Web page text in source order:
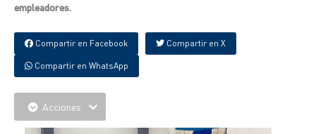
empleadores.
Compartir en Facebook Compartir en X
Compartir en WhatsApp
Acciones